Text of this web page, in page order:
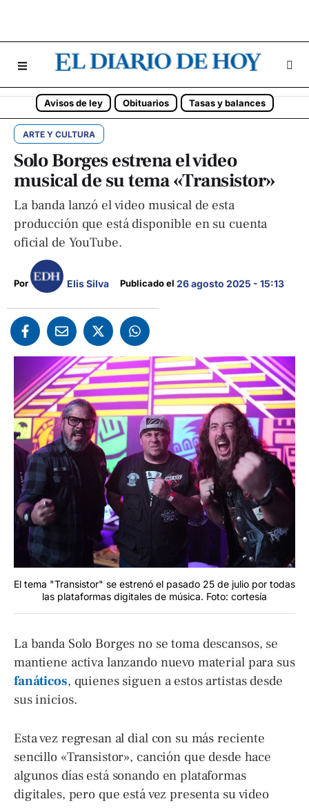
Avisos de ley Obituarios Tasas y balances
ARTE Y CULTURA
Solo Borges estrena el video
musical de su tema «Transistor»
La banda lanzó el video musical de esta
producción que está disponible en su cuenta
oficial de YouTube.
Por Elis Silva Publicado el 26 agosto 2025 - 15:13
El tema "Transistor" se estrenó el pasado 25 de julio por todas
las plataformas digitales de música. Foto: cortesía
La banda Solo Borges no se toma descansos, se
mantiene activa lanzando nuevo material para sus
fanáticos, quienes siguen a estos artistas desde
sus inicios.
Esta vez regresan al dial con su más reciente
sencillo «Transistor», canción que desde hace
algunos días está sonando en plataformas
digitales, pero que está vez presenta su video